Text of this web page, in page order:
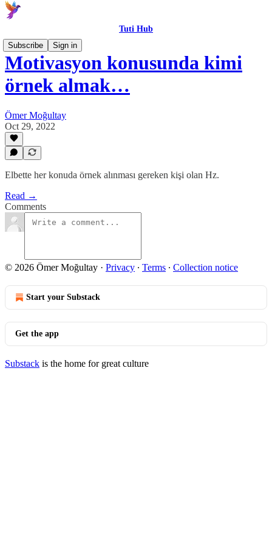
Tuti Hub
Subscribe
Sign in
Motivasyon konusunda kimi
örnek almak…
Ömer Moğultay
Oct 29, 2022
Elbette her konuda örnek alınması gereken kişi olan Hz.
Read →
Comments
© 2026 Ömer Moğultay · Privacy ∙ Terms ∙ Collection notice
Start your Substack
Get the app
Substack is the home for great culture